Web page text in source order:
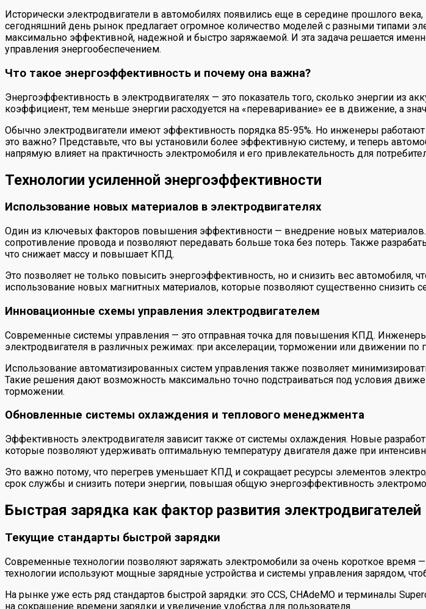
Исторически электродвигатели в автомобилях появились еще в середине прошлого
сегодняшний день рынок предлагает огромное количество моделей с разными типами
максимально эффективной, надежной и быстро заряжаемой. И эта задача решается
управления энергообеспечением.
Что такое энергоэффективность и почему она важна?
Энергоэффективность в электродвигателях — это показатель того, сколько энергии
коэффициент, тем меньше энергии расходуется на «переваривание» ее в движение, а
Обычно электродвигатели имеют эффективность порядка 85-95%. Но инженеры
это важно? Представьте, что вы установили более эффективную систему, и теперь
напрямую влияет на практичность электромобиля и его привлекательность для
Технологии усиленной энергоэффективности
Использование новых материалов в электродвигателях
Один из ключевых факторов повышения эффективности — внедрение новых
сопротивление провода и позволяют передавать больше тока без потерь. Также
что снижает массу и повышает КПД.
Это позволяет не только повысить энергоэффективность, но и снизить вес автомобиля,
использование новых магнитных материалов, которые позволяют существенно снизить
Инновационные схемы управления электродвигателем
Современные системы управления — это отправная точка для повышения КПД.
электродвигателя в различных режимах: при акселерации, торможении или движении по
Использование автоматизированных систем управления также позволяет
Такие решения дают возможность максимально точно подстраиваться под условия
торможении.
Обновленные системы охлаждения и теплового менеджмента
Эффективность электродвигателя зависит также от системы охлаждения. Новые
которые позволяют удерживать оптимальную температуру двигателя даже при
Это важно потому, что перегрев уменьшает КПД и сокращает ресурсы элементов
срок службы и снизить потери энергии, повышая общую энергоэффективность
Быстрая зарядка как фактор развития электродвигателей
Текущие стандарты быстрой зарядки
Современные технологии позволяют заряжать электромобили за очень короткое время
технологии используют мощные зарядные устройства и системы управления зарядом,
На рынке уже есть ряд стандартов быстрой зарядки: это CCS, CHAdeMO и терминалы
на сокращение времени зарядки и увеличение удобства для пользователя.